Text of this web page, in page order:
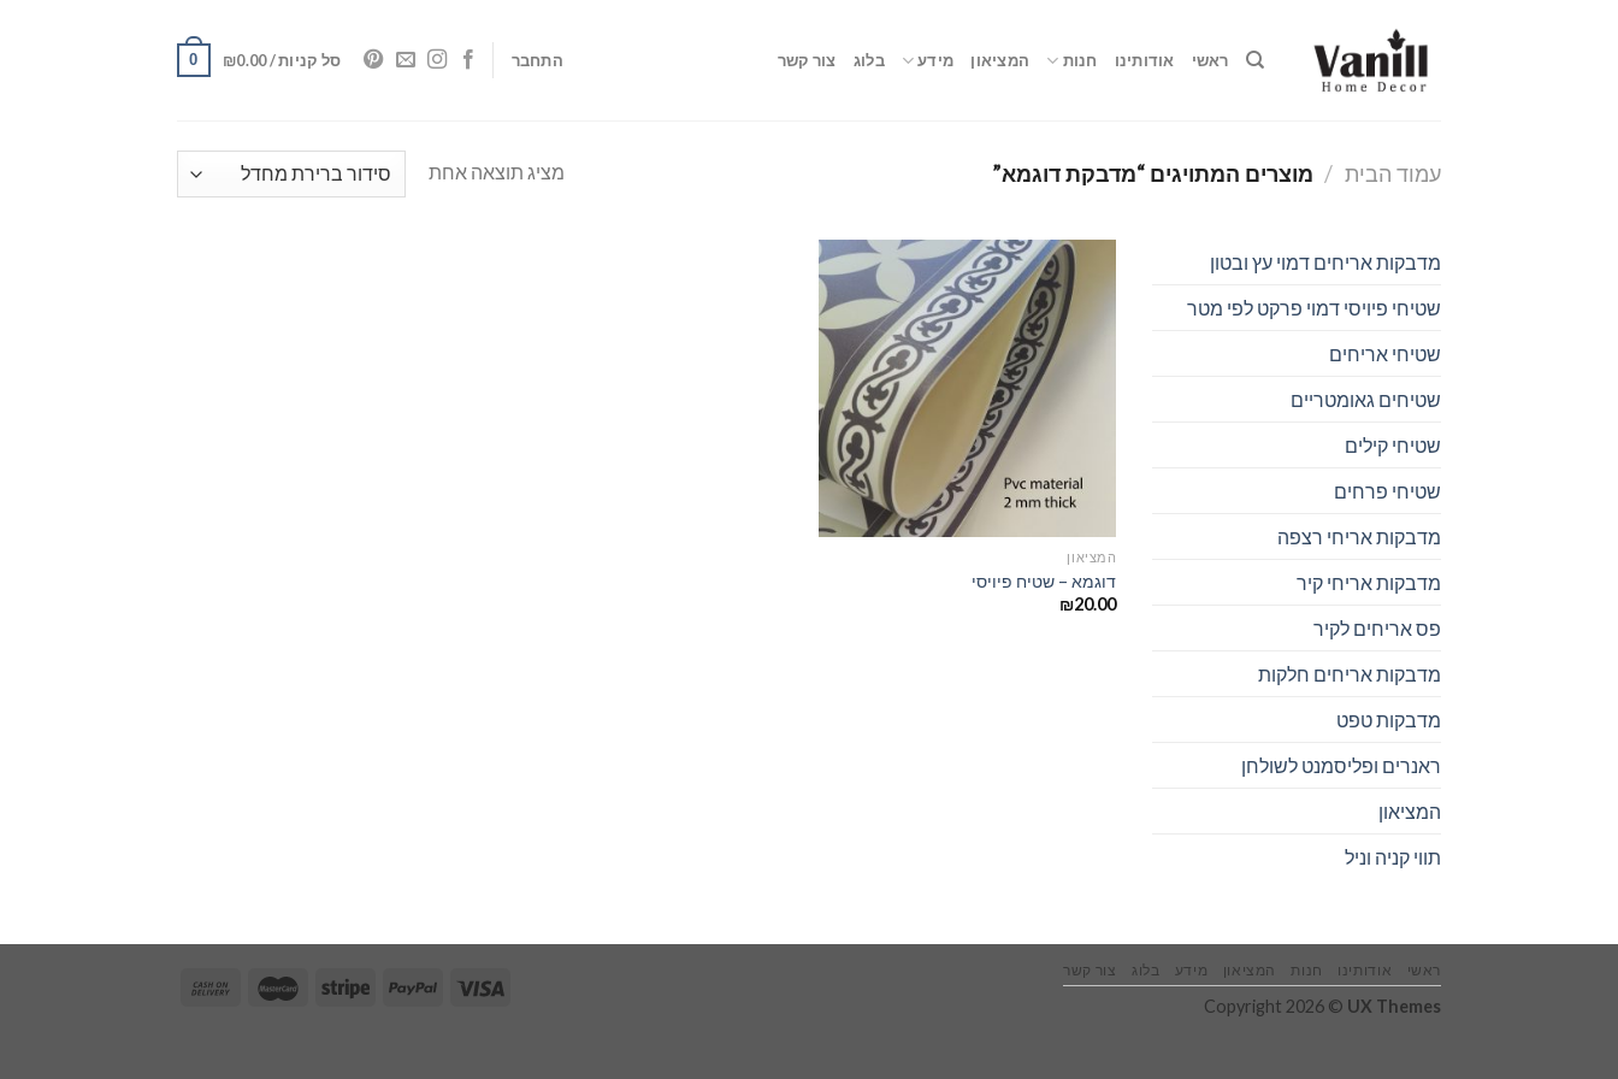
ראשי אודותינו חנות המציאון מידע בלוג צור קשר התחבר סל קניות / ₪0.00
0
עמוד הבית / מוצרים המתויגים “מדבקת דוגמא” מציג תוצאה אחת
מדבקות אריחים דמוי עץ ובטון
שטיחי פיויסי דמוי פרקט לפי מטר
שטיחי אריחים
שטיחים גאומטריים
שטיחי קילים
שטיחי פרחים
מדבקות אריחי רצפה
מדבקות אריחי קיר
פס אריחים לקיר
מדבקות אריחים חלקות
מדבקות טפט
ראנרים ופליסמנט לשולחן
המציאון
תווי קניה וניל
המציאון
דוגמא – שטיח פיויסי
₪20.00
ראשי אודותינו חנות המציאון מידע בלוג צור קשר
Copyright 2026 © UX Themes